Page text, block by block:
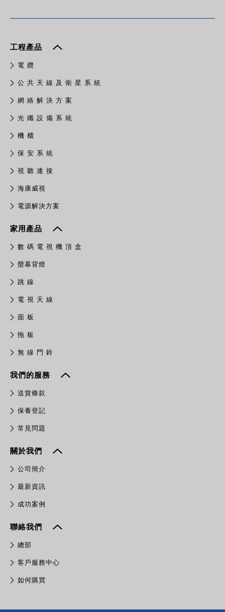
工程產品
電 纜
公 共 天 線 及 衛 星 系 統
網 絡 解 決 方 案
光 纖 設 備 系 統
機 櫃
保 安 系 統
視 聽 連 接
​海康威視
電源解決方案
家用產品
數 碼 電 視 機 頂 盒
螢幕背燈
跳 線
電 視 天 線
面 板
拖 板
無 線 門 鈴
我們的服務
送貨條款
保養登記
常見問題
關於我們
公司簡介
最新資訊
成功案例
聯絡我們
總部
客戶服務中心
如何購買